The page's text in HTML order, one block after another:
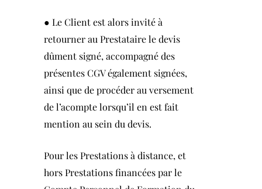
● Le Client est alors invité à
retourner au Prestataire le devis
dûment signé, accompagné des
présentes CGV également signées,
ainsi que de procéder au versement
de l’acompte lorsqu’il en est fait
mention au sein du devis.
Pour les Prestations à distance, et
hors Prestations financées par le